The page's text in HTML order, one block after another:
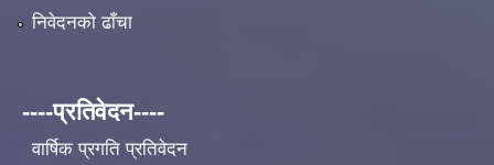
निवेदनको ढाँचा
----प्रतिवेदन----
वार्षिक प्रगति प्रतिवेदन